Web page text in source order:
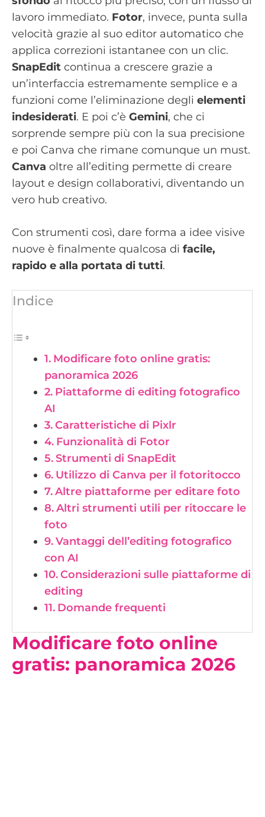
lavoro immediato. Fotor, invece, punta sulla
velocità grazie al suo editor automatico che
applica correzioni istantanee con un clic.
SnapEdit continua a crescere grazie a
un’interfaccia estremamente semplice e a
funzioni come l’eliminazione degli elementi
indesiderati. E poi c’è Gemini, che ci
sorprende sempre più con la sua precisione
e poi Canva che rimane comunque un must.
Canva oltre all’editing permette di creare
layout e design collaborativi, diventando un
vero hub creativo.
Con strumenti così, dare forma a idee visive
nuove è finalmente qualcosa di facile,
rapido e alla portata di tutti.
Indice
Modificare foto online gratis:
panoramica 2026
Piattaforme di editing fotografico
AI
Caratteristiche di Pixlr
Funzionalità di Fotor
Strumenti di SnapEdit
Utilizzo di Canva per il fotoritocco
Altre piattaforme per editare foto
Altri strumenti utili per ritoccare le
foto
Vantaggi dell’editing fotografico
con AI
Considerazioni sulle piattaforme di
editing
Domande frequenti
Modificare foto online
gratis: panoramica 2026